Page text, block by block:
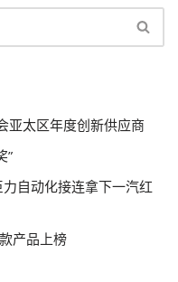
亚太区年度创新供应商
”
自动化接连拿下一汽红
产品上榜